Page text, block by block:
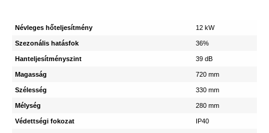
Névleges hőteljesítmény 12 kW
Szezonális hatásfok 36%
Hanteljesítményszint 39 dB
Magasság 720 mm
Szélesség 330 mm
Mélység 280 mm
Védettségi fokozat IP40